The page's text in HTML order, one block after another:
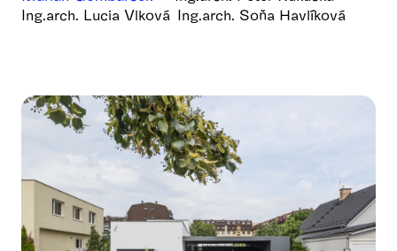
Ing.arch. Lucia Vlková Ing.arch. Soňa Havlíková